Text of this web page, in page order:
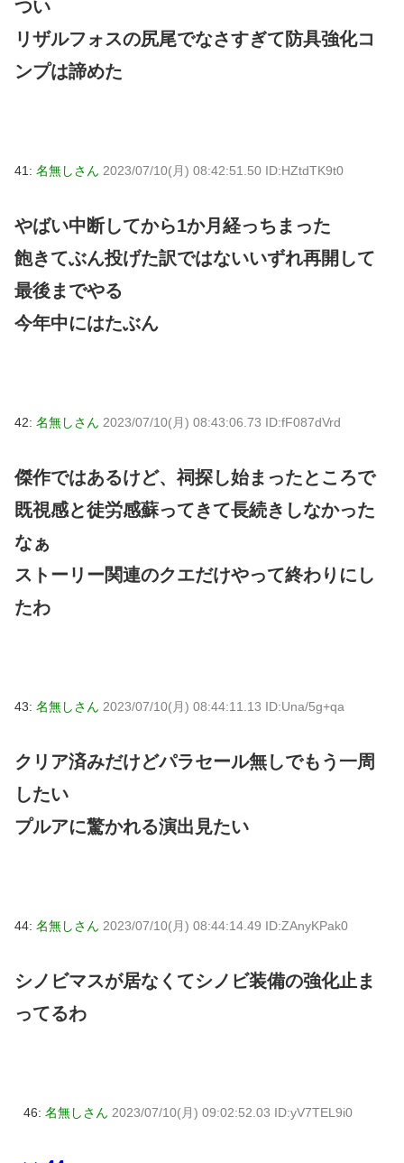
つい
リザルフォスの尻尾でなさすぎて防具強化コ
ンプは諦めた
41: 名無しさん 2023/07/10(月) 08:42:51.50 ID:HZtdTK9t0
やばい中断してから1か月経っちまった
飽きてぶん投げた訳ではないいずれ再開して
最後までやる
今年中にはたぶん
42: 名無しさん 2023/07/10(月) 08:43:06.73 ID:fF087dVrd
傑作ではあるけど、祠探し始まったところで
既視感と徒労感蘇ってきて長続きしなかった
なぁ
ストーリー関連のクエだけやって終わりにし
たわ
43: 名無しさん 2023/07/10(月) 08:44:11.13 ID:Una/5g+qa
クリア済みだけどパラセール無しでもう一周
したい
プルアに驚かれる演出見たい
44: 名無しさん 2023/07/10(月) 08:44:14.49 ID:ZAnyKPak0
シノビマスが居なくてシノビ装備の強化止ま
ってるわ
46: 名無しさん 2023/07/10(月) 09:02:52.03 ID:yV7TEL9i0